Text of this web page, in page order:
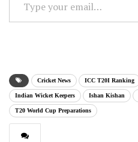
your
Cricket News ICC T20I Ranking
Indian Wicket Keepers Ishan Kishan
T20 World Cup Preparations